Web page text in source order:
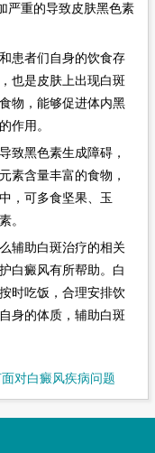
严重的导致皮肤黑色素
者们自身的饮食存
也是皮肤上出现白斑
物，能够促进体内黑
作用。
黑色素生成障碍，
素含量丰富的食物，
，可多食坚果、玉
。
助白斑治疗的相关
白癜风有所帮助。白
时吃饭，合理安排饮
身的体质，辅助白斑
对白癜风疾病问题